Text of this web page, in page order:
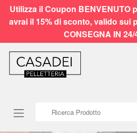
Utilizza il Coupon BENVENUTO
avrai il 15% di sconto, valido sui
CONSEGNA IN 24/